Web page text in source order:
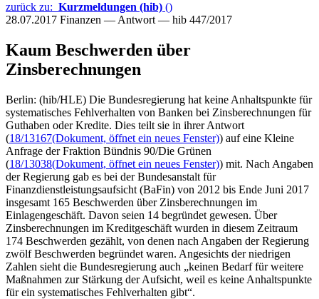
zurück zu: Kurzmeldungen (hib) ()
28.07.2017 Finanzen — Antwort — hib 447/2017
Kaum Beschwerden über
Zinsberechnungen
Berlin: (hib/HLE) Die Bundesregierung hat keine Anhaltspunkte für
systematisches Fehlverhalten von Banken bei Zinsberechnungen für
Guthaben oder Kredite. Dies teilt sie in ihrer Antwort
(18/13167(Dokument, öffnet ein neues Fenster)) auf eine Kleine
Anfrage der Fraktion Bündnis 90/Die Grünen
(18/13038(Dokument, öffnet ein neues Fenster)) mit. Nach Angaben
der Regierung gab es bei der Bundesanstalt für
Finanzdienstleistungsaufsicht (BaFin) von 2012 bis Ende Juni 2017
insgesamt 165 Beschwerden über Zinsberechnungen im
Einlagengeschäft. Davon seien 14 begründet gewesen. Über
Zinsberechnungen im Kreditgeschäft wurden in diesem Zeitraum
174 Beschwerden gezählt, von denen nach Angaben der Regierung
zwölf Beschwerden begründet waren. Angesichts der niedrigen
Zahlen sieht die Bundesregierung auch „keinen Bedarf für weitere
Maßnahmen zur Stärkung der Aufsicht, weil es keine Anhaltspunkte
für ein systematisches Fehlverhalten gibt“.